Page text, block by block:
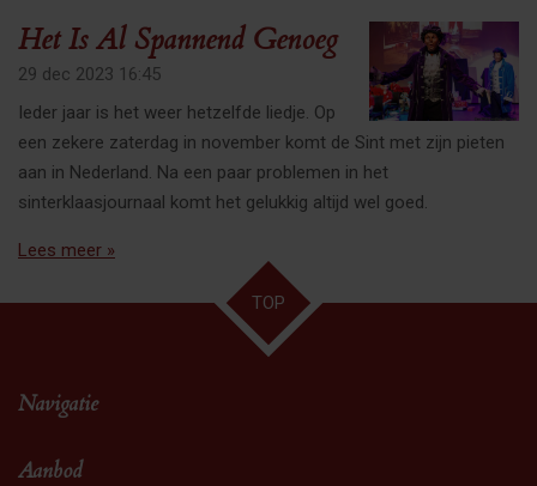
Het Is Al Spannend Genoeg
29 dec 2023 16:45
Ieder jaar is het weer hetzelfde liedje. Op
een zekere zaterdag in november komt de Sint met zijn pieten
aan in Nederland. Na een paar problemen in het
sinterklaasjournaal komt het gelukkig altijd wel goed.
Lees meer »
TOP
Navigatie
Aanbod